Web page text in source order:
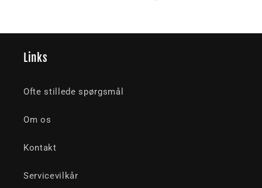
Links
Ofte stillede spørgsmål
Om os
Kontakt
Servicevilkår